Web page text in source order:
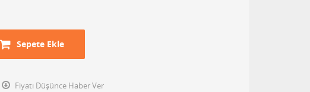
Sepete Ekle
Fiyatı Düşünce Haber Ver